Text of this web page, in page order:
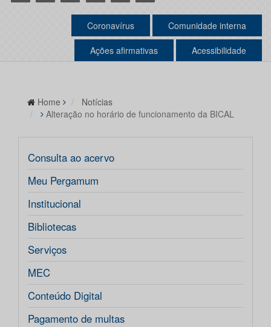
Coronavírus Comunidade interna
Ações afirmativas Acessibilidade
Home
Notícias
Alteração no horário de funcionamento da BICAL
Consulta ao acervo
Meu Pergamum
Institucional
Bibliotecas
Serviços
MEC
Conteúdo Digital
Pagamento de multas